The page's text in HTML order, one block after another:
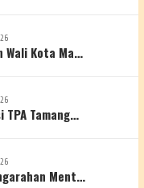
Wali Kota Ma…
Tamang…
Ment…